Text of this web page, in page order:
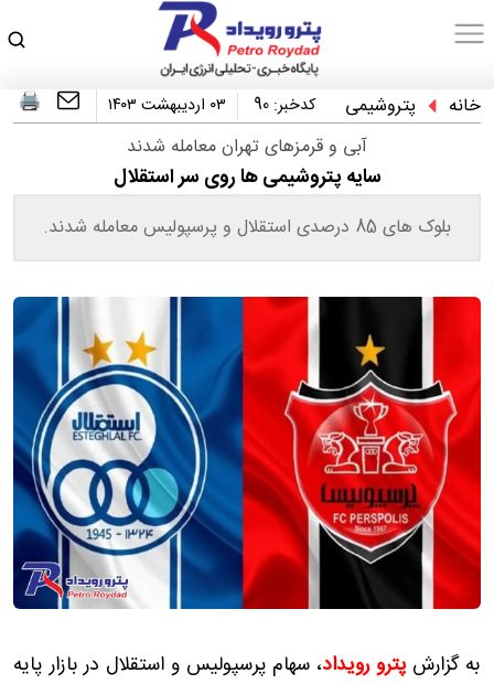
خانه پتروشیمی کدخبر: 90 ۰۳ اردیبهشت ۱۴۰۳
آبی و قرمزهای تهران معامله شدند
سایه پتروشیمی ها روی سر استقلال
بلوک های 85 درصدی استقلال و پرسپولیس معامله شدند.
به گزارشپترو رویداد، سهام پرسپولیس و استقلال در بازار پایه